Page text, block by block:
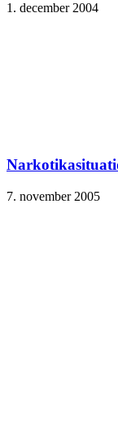
1. december 2004
7. november 2005